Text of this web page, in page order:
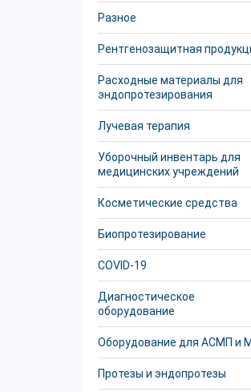
Разное
Рентгенозащитная
Расходные материалы для
эндопротезирования
Лучевая терапия
Уборочный инвентарь для
медицинских учреждений
Косметические средства
Биопротезирование
COVID-19
Диагностическое
оборудование
Оборудование для АСМП и
Протезы и эндопротезы